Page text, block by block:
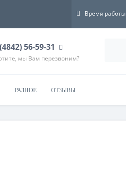
Время работы
56-59-31
мы Вам перезвоним?
РАЗНОЕ ОТЗЫВЫ